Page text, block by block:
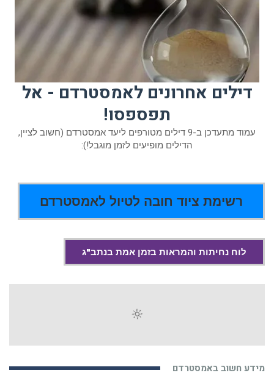
דילים אחרונים לאמסטרדם - אל
תפספסו!
עמוד מתעדכן ב-9 דילים מטורפים ליעד אמסטרדם (חשוב לציין,
הדילים מופיעים לזמן מוגבל!):
רשימת ציוד חובה לטיול לאמסטרדם
לוח נחיתות והמראות בזמן אמת בנתב"ג
מידע חשוב באמסטרדם